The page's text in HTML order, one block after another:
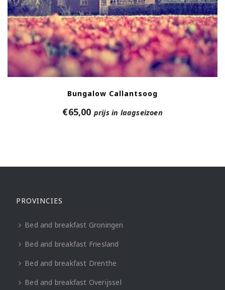
Bungalow Callantsoog
€65,00 prijs in laagseizoen
PROVINCIES
Bed and breakfast Groningen
Bed and breakfast Friesland
Bed and breakfast Drenthe
Bed and breakfast Overijssel